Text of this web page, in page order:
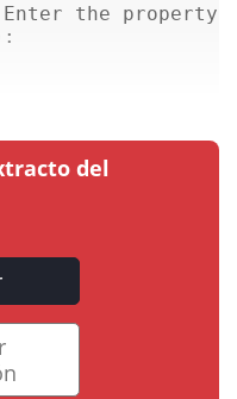
Enter the property
del